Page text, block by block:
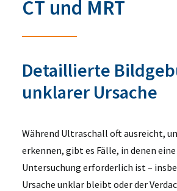
CT und MRT
Detaillierte
unklarer Ursache
Während Ultraschall oft ausreicht,
erkennen, gibt es Fälle, in denen
Untersuchung erforderlich ist –
Ursache unklar bleibt oder der